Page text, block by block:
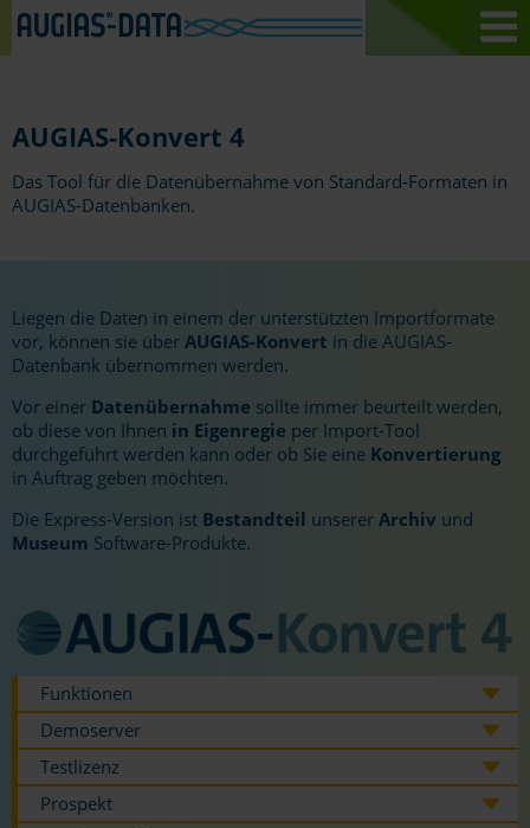
AUGIAS-Konvert 4
Das Tool für die Datenübernahme von Standard-Formaten in
AUGIAS-Datenbanken.
Liegen die Daten in einem der unterstützten Importformate
vor, können sie über AUGIAS-Konvert in die AUGIAS-
Datenbank übernommen werden.
Vor einer Datenübernahme sollte immer beurteilt werden,
ob diese von Ihnen in Eigenregie per Import-Tool
durchgeführt werden kann oder ob Sie eine Konvertierung
in Auftrag geben möchten.
Die Express-Version ist Bestandteil unserer Archiv und
Museum Software-Produkte.
Funktionen
Demoserver
Testlizenz
Prospekt